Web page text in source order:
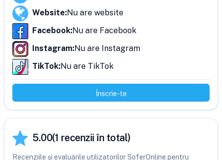
Website:Nu are website
Facebook:Nu are Facebook
Instagram:Nu are Instagram
TikTok:Nu are TikTok
Înscrie-te
5.00(1 recenzii în total)
Recenziile și evaluările utilizatorilor SoferOnline pentru